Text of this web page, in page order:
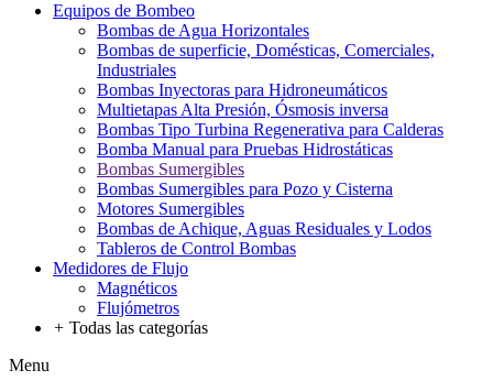
Equipos de Bombeo
Bombas de Agua Horizontales
Bombas de superficie, Domésticas, Comerciales,
Industriales
Bombas Inyectoras para Hidroneumáticos
Multietapas Alta Presión, Ósmosis inversa
Bombas Tipo Turbina Regenerativa para Calderas
Bomba Manual para Pruebas Hidrostáticas
Bombas Sumergibles
Bombas Sumergibles para Pozo y Cisterna
Motores Sumergibles
Bombas de Achique, Aguas Residuales y Lodos
Tableros de Control Bombas
Medidores de Flujo
Magnéticos
Flujómetros
+ Todas las categorías
Menu